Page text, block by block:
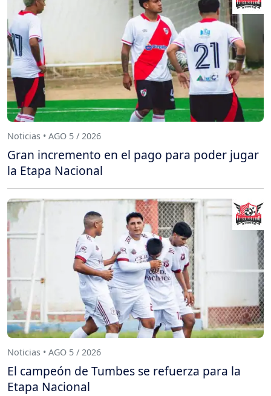
Noticias • AGO 5 / 2026
Gran incremento en el pago para poder jugar
la Etapa Nacional
Noticias • AGO 5 / 2026
El campeón de Tumbes se refuerza para la
Etapa Nacional